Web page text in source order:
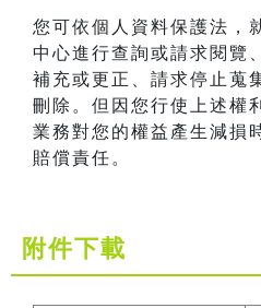
您可依個人資料保護法，
中心進行查詢或請求閱覽
補充或更正、請求停止蒐
刪除。但因您行使上述權
業務對您的權益產生減損
賠償責任。
附件下載